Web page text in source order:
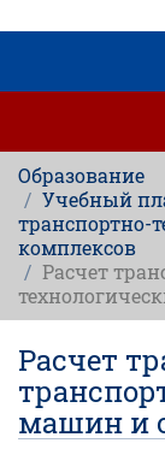
Образование
Учебный
транспортно-
комплексов
Расчет
Расчет
машин и